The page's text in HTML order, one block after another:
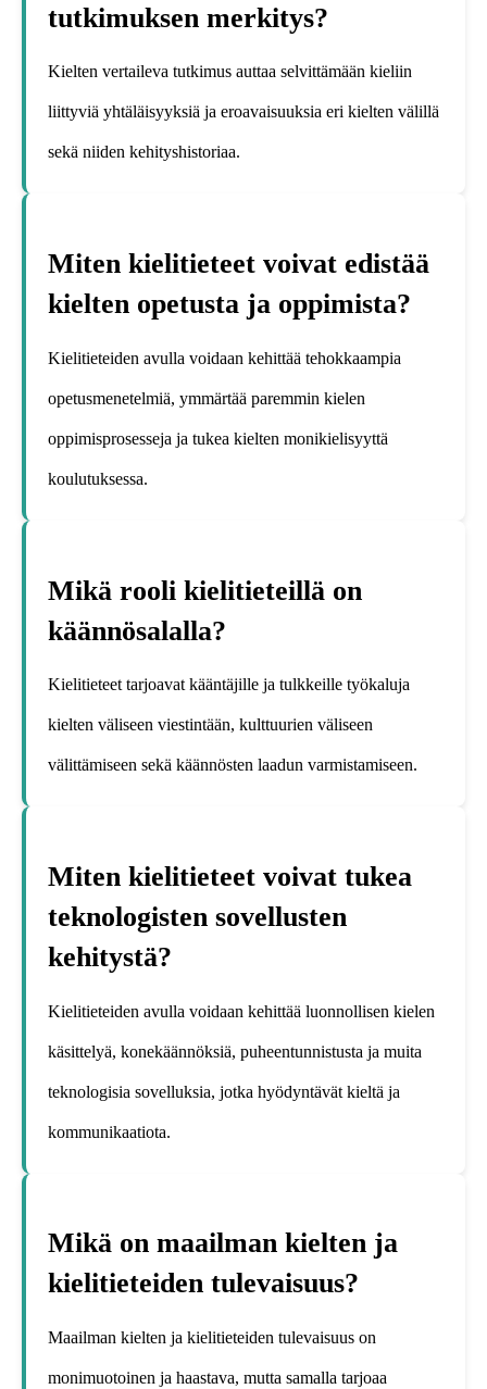
tutkimuksen merkitys?
Kielten vertaileva tutkimus auttaa selvittämään kieliin
liittyviä yhtäläisyyksiä ja eroavaisuuksia eri kielten välillä
sekä niiden kehityshistoriaa.
Miten kielitieteet voivat edistää
kielten opetusta ja oppimista?
Kielitieteiden avulla voidaan kehittää tehokkaampia
opetusmenetelmiä, ymmärtää paremmin kielen
oppimisprosesseja ja tukea kielten monikielisyyttä
koulutuksessa.
Mikä rooli kielitieteillä on
käännösalalla?
Kielitieteet tarjoavat kääntäjille ja tulkkeille työkaluja
kielten väliseen viestintään, kulttuurien väliseen
välittämiseen sekä käännösten laadun varmistamiseen.
Miten kielitieteet voivat tukea
teknologisten sovellusten
kehitystä?
Kielitieteiden avulla voidaan kehittää luonnollisen kielen
käsittelyä, konekäännöksiä, puheentunnistusta ja muita
teknologisia sovelluksia, jotka hyödyntävät kieltä ja
kommunikaatiota.
Mikä on maailman kielten ja
kielitieteiden tulevaisuus?
Maailman kielten ja kielitieteiden tulevaisuus on
monimuotoinen ja haastava, mutta samalla tarjoaa